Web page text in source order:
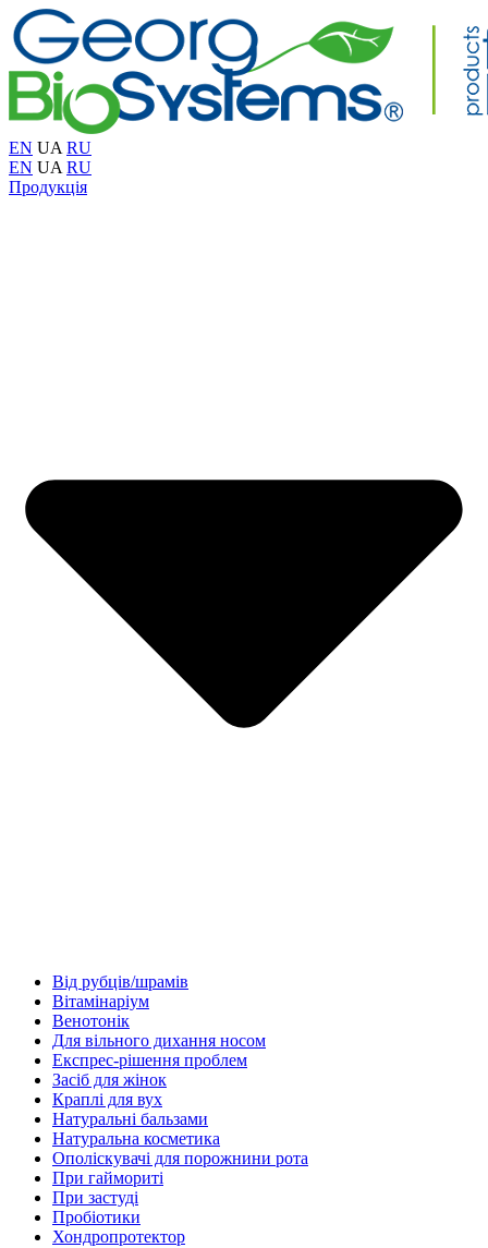
EN UA RU
EN UA RU
Продукція
Від рубців/шрамів
Вітамінаріум
Венотонік
Для вільного дихання носом
Експрес-рішення проблем
Засіб для жінок
Краплі для вух
Натуральні бальзами
Натуральна косметика
Ополіскувачі для порожнини рота
При гаймориті
При застуді
Пробіотики
Хондропротектор